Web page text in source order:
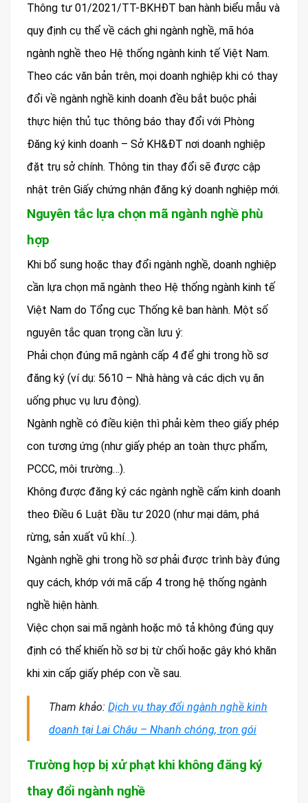
Thông tư 01/2021/TT-BKHĐT ban hành biểu mẫu và
quy định cụ thể về cách ghi ngành nghề, mã hóa
ngành nghề theo Hệ thống ngành kinh tế Việt Nam.
Theo các văn bản trên, mọi doanh nghiệp khi có thay
đổi về ngành nghề kinh doanh đều bắt buộc phải
thực hiện thủ tục thông báo thay đổi với Phòng
Đăng ký kinh doanh – Sở KH&ĐT nơi doanh nghiệp
đặt trụ sở chính. Thông tin thay đổi sẽ được cập
nhật trên Giấy chứng nhận đăng ký doanh nghiệp mới.
Nguyên tắc lựa chọn mã ngành nghề phù
hợp
Khi bổ sung hoặc thay đổi ngành nghề, doanh nghiệp
cần lựa chọn mã ngành theo Hệ thống ngành kinh tế
Việt Nam do Tổng cục Thống kê ban hành. Một số
nguyên tắc quan trọng cần lưu ý:
Phải chọn đúng mã ngành cấp 4 để ghi trong hồ sơ
đăng ký (ví dụ: 5610 – Nhà hàng và các dịch vụ ăn
uống phục vụ lưu động).
Ngành nghề có điều kiện thì phải kèm theo giấy phép
con tương ứng (như giấy phép an toàn thực phẩm,
PCCC, môi trường…).
Không được đăng ký các ngành nghề cấm kinh doanh
theo Điều 6 Luật Đầu tư 2020 (như mại dâm, phá
rừng, sản xuất vũ khí…).
Ngành nghề ghi trong hồ sơ phải được trình bày đúng
quy cách, khớp với mã cấp 4 trong hệ thống ngành
nghề hiện hành.
Việc chọn sai mã ngành hoặc mô tả không đúng quy
định có thể khiến hồ sơ bị từ chối hoặc gây khó khăn
khi xin cấp giấy phép con về sau.
Tham khảo: Dịch vụ thay đổi ngành nghề kinh
doanh tại Lai Châu – Nhanh chóng, trọn gói
Trường hợp bị xử phạt khi không đăng ký
thay đổi ngành nghề